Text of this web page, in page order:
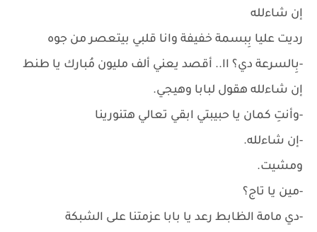
إن شاءلله
رديت عليا بِبسمة خفيفة وانا قلبي بيتعصر من جوه
-بِالسرعة دي؟ اا.. أقصد يعني ألف مليون مُبارك يا طنط
إن شاءلله هقول لبابا وهيجي.
-وأنتِ كمان يا حبيبتي ابقي تعالي هتنورينا
-إن شاءلله.
ومشيت.
-مين يا تاج؟
-دي مامة الظابط رعد يا بابا عزمتنا على الشبكة